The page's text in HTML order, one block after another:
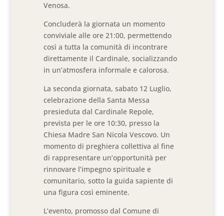
Venosa.
Concluderà la giornata un momento
conviviale alle ore 21:00, permettendo
così a tutta la comunità di incontrare
direttamente il Cardinale, socializzando
in un’atmosfera informale e calorosa.
La seconda giornata, sabato 12 Luglio,
celebrazione della Santa Messa
presieduta dal Cardinale Repole,
prevista per le ore 10:30, presso la
Chiesa Madre San Nicola Vescovo. Un
momento di preghiera collettiva al fine
di rappresentare un’opportunità per
rinnovare l’impegno spirituale e
comunitario, sotto la guida sapiente di
una figura così eminente.
L’evento, promosso dal Comune di